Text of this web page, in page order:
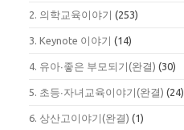
2. 의학교육이야기 (253)
3. Keynote 이야기 (14)
4. 유아∙좋은 부모되기(완결) (30)
5. 초등∙자녀교육이야기(완결) (24)
6. 상산고이야기(완결) (1)